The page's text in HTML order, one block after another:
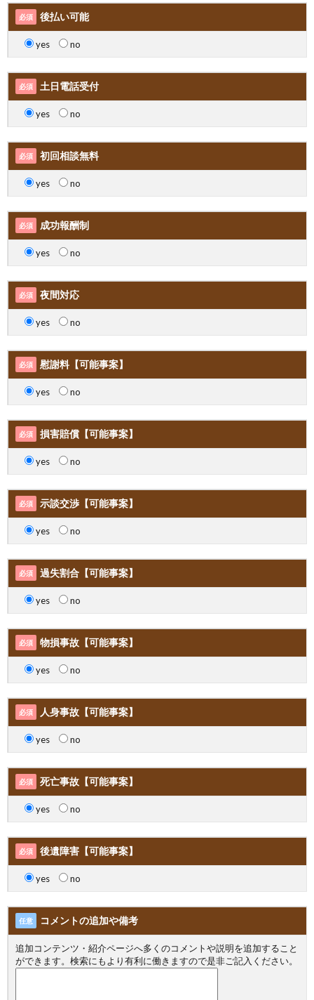
必須 後払い可能
yes no
必須 土日電話受付
yes no
必須 初回相談無料
yes no
必須 成功報酬制
yes no
必須 夜間対応
yes no
必須 慰謝料【可能事案】
yes no
必須 損害賠償【可能事案】
yes no
必須 示談交渉【可能事案】
yes no
必須 過失割合【可能事案】
yes no
必須 物損事故【可能事案】
yes no
必須 人身事故【可能事案】
yes no
必須 死亡事故【可能事案】
yes no
必須 後遺障害【可能事案】
yes no
任意 コメントの追加や備考
追加コンテンツ・紹介ページへ多くのコメントや説明を追加すること
ができます。検索にもより有利に働きますので是非ご記入ください。